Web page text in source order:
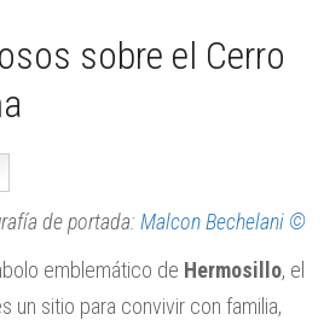
sobre el Cerro
de portada: Malcon Bechelani ©
emblemático de Hermosillo, el
un sitio para convivir con familia,